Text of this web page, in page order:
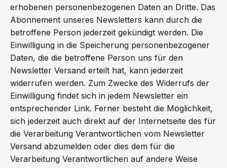
erhobenen personenbezogenen Daten an Dritte. Das
Abonnement unseres Newsletters kann durch die
betroffene Person jederzeit gekündigt werden. Die
Einwilligung in die Speicherung personenbezogener
Daten, die die betroffene Person uns für den
Newsletter Versand erteilt hat, kann jederzeit
widerrufen werden. Zum Zwecke des Widerrufs der
Einwilligung findet sich in jedem Newsletter ein
entsprechender Link. Ferner besteht die Möglichkeit,
sich jederzeit auch direkt auf der Internetseite des für
die Verarbeitung Verantwortlichen vom Newsletter
Versand abzumelden oder dies dem für die
Verarbeitung Verantwortlichen auf andere Weise